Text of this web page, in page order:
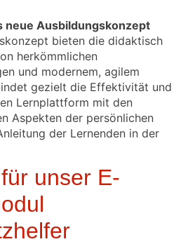
neue Ausbildungskonzept
bieten die didaktisch
herkömmlichen
und modernem, agilem
gezielt die Effektivität und
Lernplattform mit den
Aspekten der persönlichen
der Lernenden in der
unser E-